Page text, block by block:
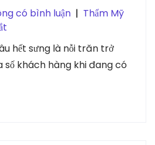
có bình luận | Thẩm Mỹ
hết sưng là nỗi trăn trở
số khách hàng khi đang có